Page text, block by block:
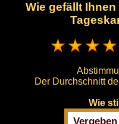
Wie gefällt
Der Durchschnitt
Wie